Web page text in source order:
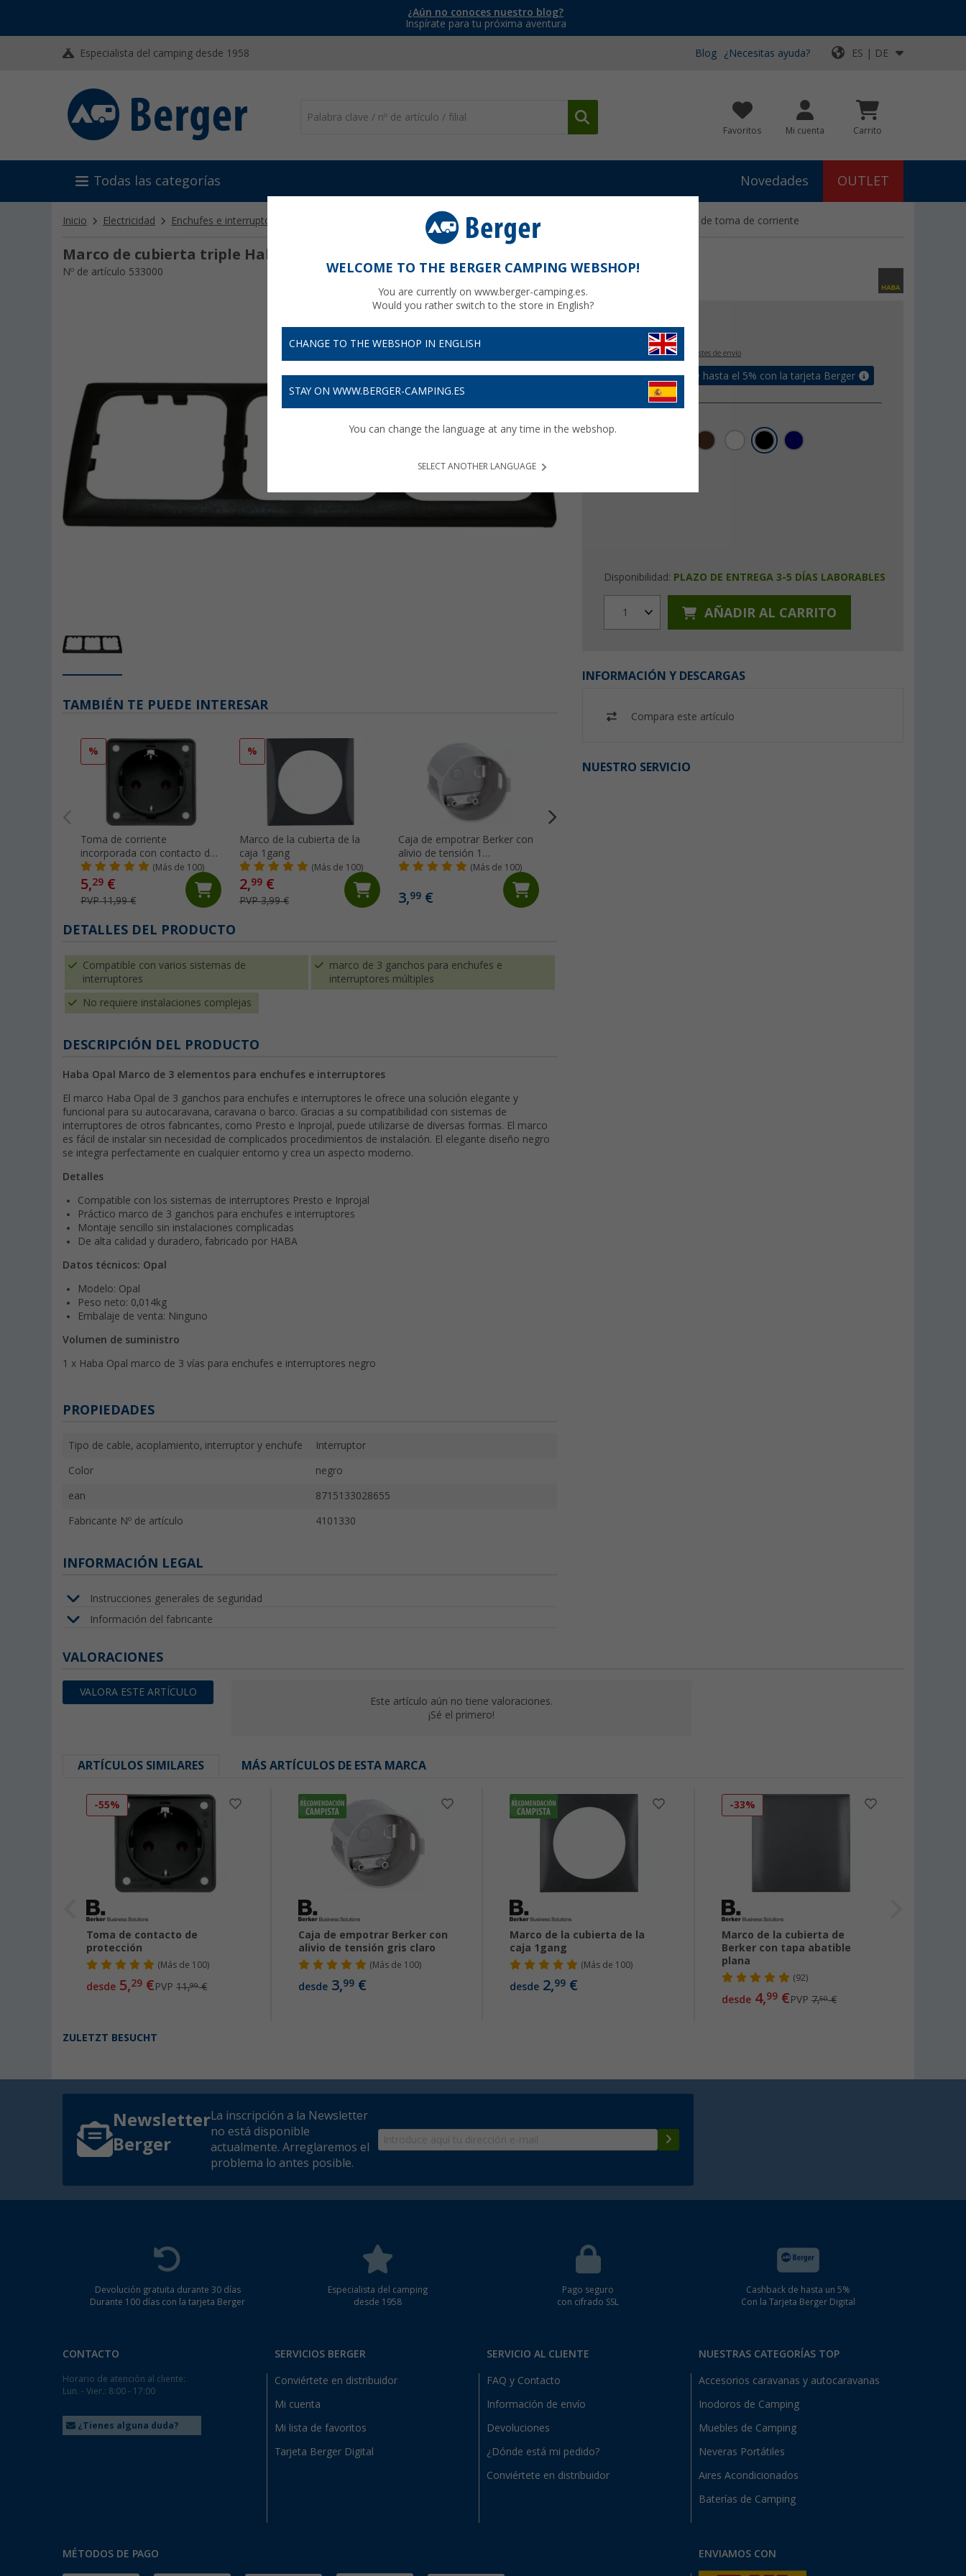
¿Aún no conoces nuestro blog?
Inspírate para tu próxima aventura
Especialista del camping desde 1958 Blog ¿Necesitas ayuda? ES | DE
Favoritos Mi cuenta Carrito
Todas las categorías Novedades OUTLET
Inicio Electricidad Enchufes e interruptores Interruptores y marcos de enchufes Marco de cubierta triple Haba para interruptor de toma de corriente
Marco de cubierta triple Haba para interruptor de toma de corriente
Nº de artículo 533000
6, €
Precios con IVA incluido + Costes de envío
Recibe un bonus de hasta el 5% con la tarjeta Berger
Disponibilidad: PLAZO DE ENTREGA 3-5 DÍAS LABORABLES
1 AÑADIR AL CARRITO
INFORMACIÓN Y DESCARGAS
Compara este artículo
NUESTRO SERVICIO
TAMBIÉN TE PUEDE INTERESAR
%
Toma de corriente
incorporada con contacto de
puesta a tierra antracita
(Más de 100)
5,29 €
PVP 11,99 €
%
Marco de la cubierta de la
caja 1gang
(Más de 100)
2,99 €
PVP 3,99 €
Caja de empotrar Berker con
alivio de tensión 1
compartimento gris claro
(Más de 100)
3,99 €
DETALLES DEL PRODUCTO
Compatible con varios sistemas de
interruptores
marco de 3 ganchos para enchufes e
interruptores múltiples
No requiere instalaciones complejas
DESCRIPCIÓN DEL PRODUCTO
Haba Opal Marco de 3 elementos para enchufes e interruptores
El marco Haba Opal de 3 ganchos para enchufes e interruptores le ofrece una solución elegante y
funcional para su autocaravana, caravana o barco. Gracias a su compatibilidad con sistemas de
interruptores de otros fabricantes, como Presto e Inprojal, puede utilizarse de diversas formas. El marco
es fácil de instalar sin necesidad de complicados procedimientos de instalación. El elegante diseño negro
se integra perfectamente en cualquier entorno y crea un aspecto moderno.
Detalles
Compatible con los sistemas de interruptores Presto e Inprojal
Práctico marco de 3 ganchos para enchufes e interruptores
Montaje sencillo sin instalaciones complicadas
De alta calidad y duradero, fabricado por HABA
Datos técnicos: Opal
Modelo: Opal
Peso neto: 0,014kg
Embalaje de venta: Ninguno
Volumen de suministro
1 x Haba Opal marco de 3 vías para enchufes e interruptores negro
PROPIEDADES
Tipo de cable, acoplamiento, interruptor y enchufe Interruptor
Color negro
ean 8715133028655
Fabricante Nº de artículo 4101330
INFORMACIÓN LEGAL
Instrucciones generales de seguridad
Información del fabricante
VALORACIONES
VALORA ESTE ARTÍCULO
Este artículo aún no tiene valoraciones.
¡Sé el primero!
ARTÍCULOS SIMILARES MÁS ARTÍCULOS DE ESTA MARCA
-55%
Toma de contacto de
protección
( Más de 100)
desde 5,29 €PVP11,99€
Caja de empotrar Berker con
alivio de tensión gris claro
( Más de 100)
desde3,99€
Marco de la cubierta de la
caja 1gang
( Más de 100)
desde 2,99 €
-33%
Marco de la cubierta de
Berker con tapa abatible
plana
(92)
desde4,99€PVP 7,50€
ZULETZT BESUCHT
Newsletter
Berger
La inscripción a la Newsletter
no está disponible
actualmente. Arreglaremos el
problema lo antes posible.
Devolución gratuita durante 30 días
Durante 100 días con la tarjeta Berger
Especialista del camping
desde 1958
Pago seguro
con cifrado SSL
Cashback de hasta un 5%
Con la Tarjeta Berger Digital
CONTACTO
Horario de atención al cliente:
Lun. - Vier.: 8:00 - 17:00
¿Tienes alguna duda?
SERVICIOS BERGER
Conviértete en distribuidor
Mi cuenta
Mi lista de favoritos
Tarjeta Berger Digital
SERVICIO AL CLIENTE
FAQ y Contacto
Información de envío
Devoluciones
¿Dónde está mi pedido?
Conviértete en distribuidor
NUESTRAS CATEGORÍAS TOP
Accesorios caravanas y autocaravanas
Inodoros de Camping
Muebles de Camping
Neveras Portátiles
Aires Acondicionados
Baterías de Camping
MÉTODOS DE PAGO ENVIAMOS CON
WELCOME TO THE BERGER CAMPING WEBSHOP!
You are currently on www.berger-camping.es.
Would you rather switch to the store in English?
CHANGE TO THE WEBSHOP IN ENGLISH
STAY ON WWW.BERGER-CAMPING.ES
You can change the language at any time in the webshop.
SELECT ANOTHER LANGUAGE